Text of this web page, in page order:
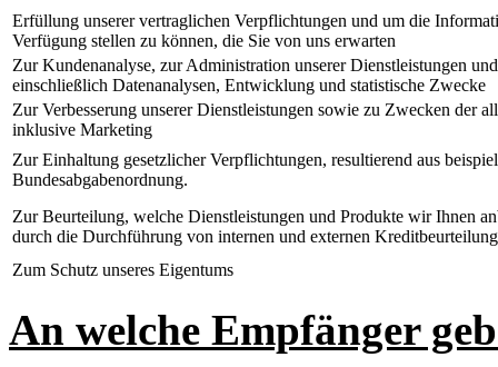
Erfüllung unserer vertraglichen Verpflichtungen und um die
Verfügung stellen zu können, die Sie von uns erwarten
Zur Kundenanalyse, zur Administration unserer Dienstleistungen
einschließlich Datenanalysen, Entwicklung und statistische Zwecke
Zur Verbesserung unserer Dienstleistungen sowie zu Zwecken der
inklusive Marketing
Zur Einhaltung gesetzlicher Verpflichtungen, resultierend aus
Bundesabgabenordnung.
Zur Beurteilung, welche Dienstleistungen und Produkte wir Ihnen
durch die Durchführung von internen und externen
Zum Schutz unseres Eigentums
An welche Empfänger